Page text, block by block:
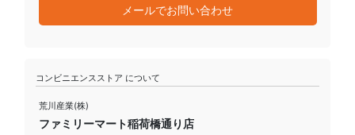
メールでお問い合わせ
コンビニエンスストア について
荒川産業(株)
ファミリーマート稲荷橋通り店